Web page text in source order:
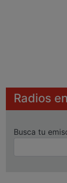
Radios
Busca tu